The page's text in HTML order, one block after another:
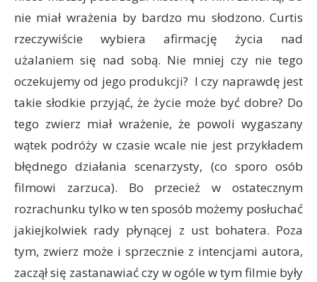
nie miał wrażenia by bardzo mu słodzono. Curtis
rzeczywiście wybiera afirmację życia nad
użalaniem się nad sobą. Nie mniej czy nie tego
oczekujemy od jego produkcji? I czy naprawdę jest
takie słodkie przyjąć, że życie może być dobre? Do
tego zwierz miał wrażenie, że powoli wygaszany
wątek podróży w czasie wcale nie jest przykładem
błędnego działania scenarzysty, (co sporo osób
filmowi zarzuca). Bo przecież w ostatecznym
rozrachunku tylko w ten sposób możemy posłuchać
jakiejkolwiek rady płynącej z ust bohatera. Poza
tym, zwierz może i sprzecznie z intencjami autora,
zaczął się zastanawiać czy w ogóle w tym filmie były